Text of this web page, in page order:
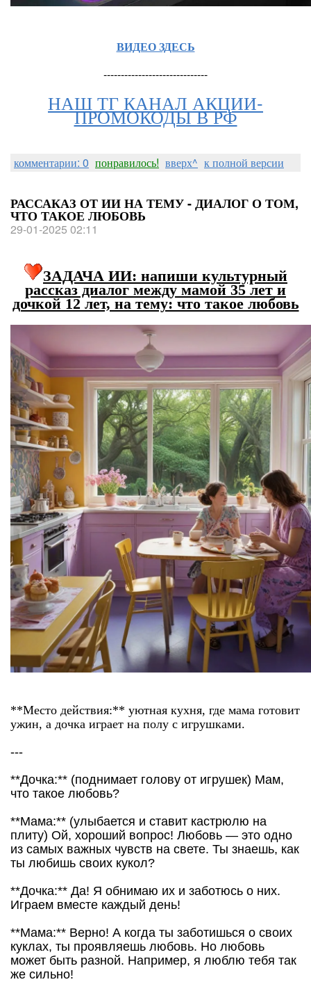
ВИДЕО ЗДЕСЬ
------------------------------
НАШ ТГ КАНАЛ АКЦИИ-
ПРОМОКОДЫ В РФ
комментарии: 0 понравилось! вверх^ к полной версии
РАССАКАЗ ОТ ИИ НА ТЕМУ - ДИАЛОГ О ТОМ,
ЧТО ТАКОЕ ЛЮБОВЬ
29-01-2025 02:11
ЗАДАЧА ИИ: напиши культурный
рассказ диалог между мамой 35 лет и
дочкой 12 лет, на тему: что такое любовь
**Место действия:** уютная кухня, где мама готовит
ужин, а дочка играет на полу с игрушками.
---
**Дочка:** (поднимает голову от игрушек) Мам,
что такое любовь?
**Мама:** (улыбается и ставит кастрюлю на
плиту) Ой, хороший вопрос! Любовь — это одно
из самых важных чувств на свете. Ты знаешь, как
ты любишь своих кукол?
**Дочка:** Да! Я обнимаю их и заботюсь о них.
Играем вместе каждый день!
**Мама:** Верно! А когда ты заботишься о своих
куклах, ты проявляешь любовь. Но любовь
может быть разной. Например, я люблю тебя так
же сильно!